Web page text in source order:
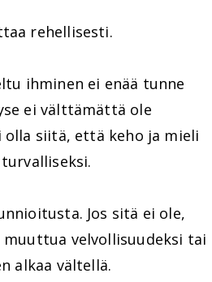
rehellisesti.
ihminen ei enää tunne
ei välttämättä ole
olla siitä, että keho ja mieli
Jos sitä ei ole,
muuttua velvollisuudeksi tai
alkaa vältellä.